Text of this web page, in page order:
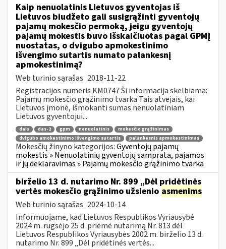
Kaip nenuolatinis Lietuvos gyventojas iš
Lietuvos biudžeto gali susigrąžinti gyventojų
pajamų mokesčio permoką, jeigu gyventojų
pajamų mokestis buvo išskaičiuotas pagal GPMĮ
nuostatas, o dvigubo apmokestinimo
išvengimo sutartis numato palankesnį
apmokestinimą?
Web turinio sąrašas 2018-11-22
Registracijos numeris KM0747 Ši informacija skelbiama:
Pajamų mokesčio grąžinimo tvarka Tais atvejais, kai
Lietuvos įmonė, išmokanti sumas nenuolatiniam
Lietuvos gyventojui...
dais das-2 gpm nenuolatinis
mokesčio grąžinimas
dvigubo amokestinimo išvengimo sutartis
palankesnis apmokestinimas
Mokesčių žinyno kategorijos:Gyventojų pajamų
mokestis » Nenuolatinių gyventojų samprata, pajamos
ir jų deklaravimas » Pajamų mokesčio grąžinimo tvarka
birželio 13 d. nutarimo Nr. 899 „Dėl pridėtinės
vertės mokesčio grąžinimo užsienio asmenims
Web turinio sąrašas 2024-10-14
Informuojame, kad Lietuvos Respublikos Vyriausybė
2024 m. rugsėjo 25 d. priėmė nutarimą Nr. 813 dėl
Lietuvos Respublikos Vyriausybės 2002 m. birželio 13 d.
nutarimo Nr. 899 „Dėl pridėtinės vertės...